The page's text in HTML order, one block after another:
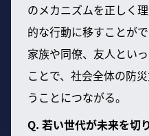
のメカニズムを正しく
的な行動に移すことが
家族や同僚、友人とい
ことで、社会全体の防
うことにつながる。
Q. 若い世代が未来を切